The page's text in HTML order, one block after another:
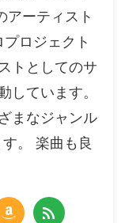
アーティスト
ロジェクト
トとしてのサ
しています。
まなジャンル
。 楽曲も良